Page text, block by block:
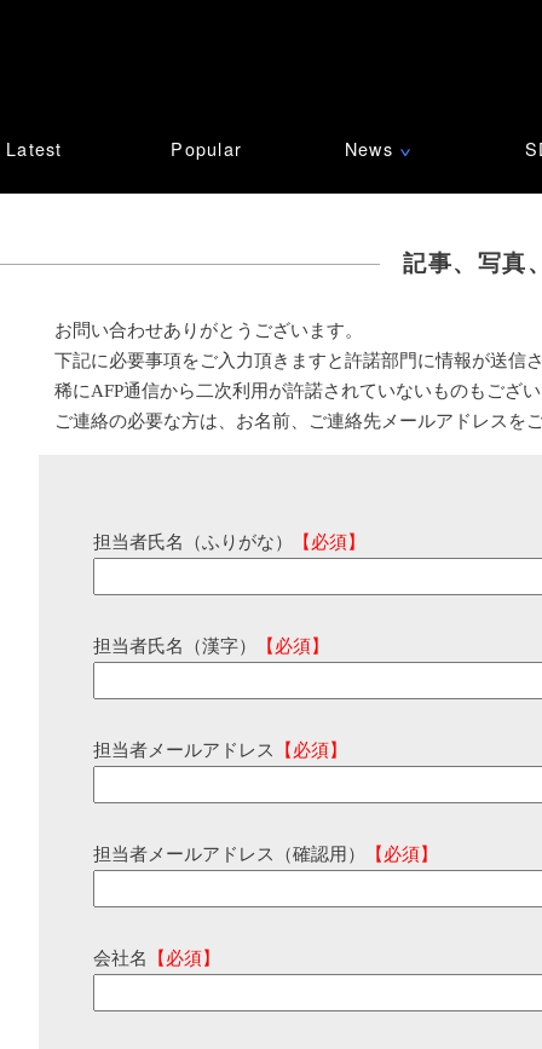
Latest Popular News ∨
記事、写真
お問い合わせありがとうございます。
下記に必要事項をご入力頂きますと許諾部門に情報が送信
稀にAFP通信から二次利用が許諾されていないものもござ
ご連絡の必要な方は、お名前、ご連絡先メールアドレスを
担当者氏名（ふりがな） 【必須】
担当者氏名（漢字） 【必須】
担当者メールアドレス 【必須】
担当者メールアドレス（確認用） 【必須】
会社名 【必須】